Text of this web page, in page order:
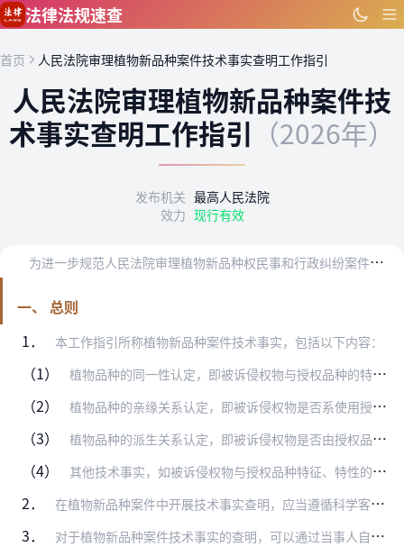
跳到主要内容
法律法规速查
首页 人民法院审理植物新品种案件技术事实查明工作指引
人民法院审理植物新品种案件技
术事实查明工作指引 （2026年）
发布机关 最高人民法院
效力 现行有效
为
进一步规范人民法院审理植物新品种权民事和行政纠纷案件技术事实查明工作，提高技术事实查明的科学性、准确性、规范性，保障案件公正高效审理，根据《中华人民共和国民事…
一、 总则
1．
本工作指引所称植物新品种案件技术事实，包括以下内容：
（1） 植物品种的同一性认定，即被诉侵权物与授权品种的特征、特性是否相同；
（2） 植物品种的亲缘关系认定，即被诉侵权物是否系使用授权品种作为亲本生产、繁殖而来；
（3） 植物品种的派生关系认定，即被诉侵权物是否由授权品种选育而来，除派生性状外的其他基本性状是否相同；
（4） 其他技术事实，如被诉侵权物与授权品种特征、特性的不同是否因非遗传变异所致。
2． 在植物新品种案件中开展技术事实查明，应当遵循科学客观、程序规范、高效便捷的原则。
3． 对于植物新品种案件技术事实的查明，可以通过当事人自行委托有关专业机构或者人员出具专家意见、当事人申请有专门知识的人出庭、人民法院委托鉴定、技术调查官参与、专家陪…